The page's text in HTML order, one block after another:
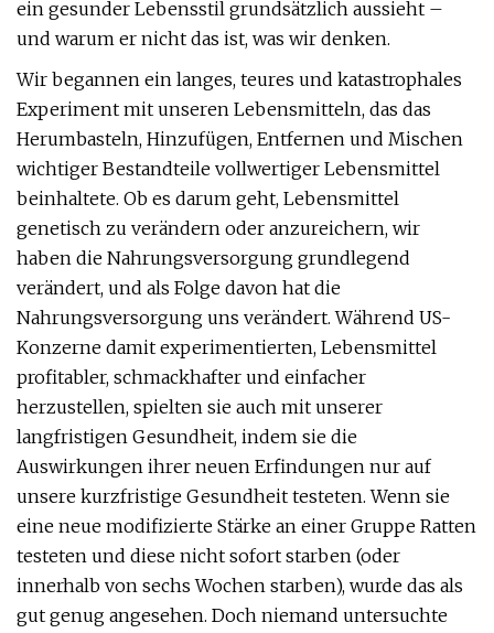
ein gesunder Lebensstil grundsätzlich aussieht –
und warum er nicht das ist, was wir denken.
Wir begannen ein langes, teures und katastrophales
Experiment mit unseren Lebensmitteln, das das
Herumbasteln, Hinzufügen, Entfernen und Mischen
wichtiger Bestandteile vollwertiger Lebensmittel
beinhaltete. Ob es darum geht, Lebensmittel
genetisch zu verändern oder anzureichern, wir
haben die Nahrungsversorgung grundlegend
verändert, und als Folge davon hat die
Nahrungsversorgung uns verändert. Während US-
Konzerne damit experimentierten, Lebensmittel
profitabler, schmackhafter und einfacher
herzustellen, spielten sie auch mit unserer
langfristigen Gesundheit, indem sie die
Auswirkungen ihrer neuen Erfindungen nur auf
unsere kurzfristige Gesundheit testeten. Wenn sie
eine neue modifizierte Stärke an einer Gruppe Ratten
testeten und diese nicht sofort starben (oder
innerhalb von sechs Wochen starben), wurde das als
gut genug angesehen. Doch niemand untersuchte